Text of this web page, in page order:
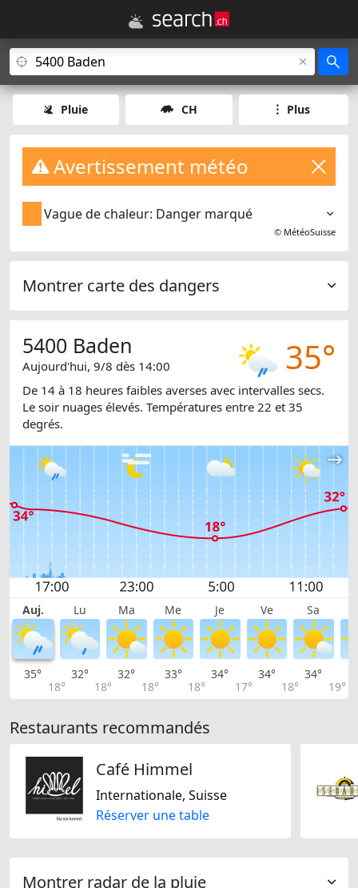
Pluie CH Plus
Avertissement météo
Vague de chaleur: Danger marqué
© MétéoSuisse
Montrer carte des dangers
35°
5400 Baden
Aujourd'hui, 9/8 dès 14:00
De 14 à 18 heures faibles averses avec intervalles secs.
Le soir nuages élevés. Températures entre 22 et 35
degrés.
Auj. Lu Ma Me Je Ve Sa
35°
18°
32°
18°
32°
18°
33°
18°
34°
17°
34°
18°
34°
19°
Restaurants recommandés
Café Himmel
Internationale, Suisse
Réserver une table
Montrer radar de la pluie